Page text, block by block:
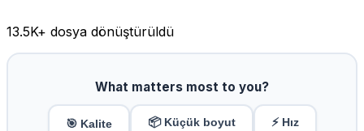
13.5K+ dosya dönüştürüldü
What matters most to you?
🎯 Kalite 📦 Küçük boyut ⚡ Hız